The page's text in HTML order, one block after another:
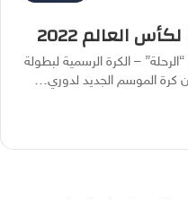
العالم 2022
– الكرة الرسمية لبطولة